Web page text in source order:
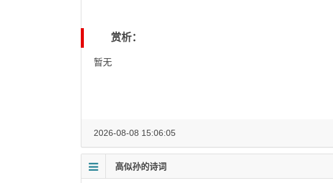
赏析：
暂无
2026-08-08 15:06:05
高似孙的诗词